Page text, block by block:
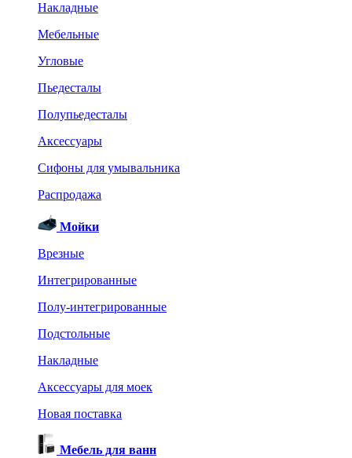
Накладные
Мебельные
Угловые
Пьедесталы
Полупьедесталы
Аксессуары
Сифоны для умывальника
Распродажа
Мойки
Врезные
Интегрированные
Полу-интегрированные
Подстольные
Накладные
Аксессуары для моек
Новая поставка
Мебель для ванн